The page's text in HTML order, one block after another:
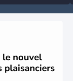
le nouvel
plaisanciers